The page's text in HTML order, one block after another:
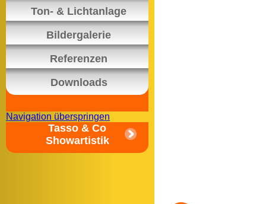
Ton- & Lichtanlage
Bildergalerie
Referenzen
Downloads
Navigation überspringen
Tasso & Co
Showartistik